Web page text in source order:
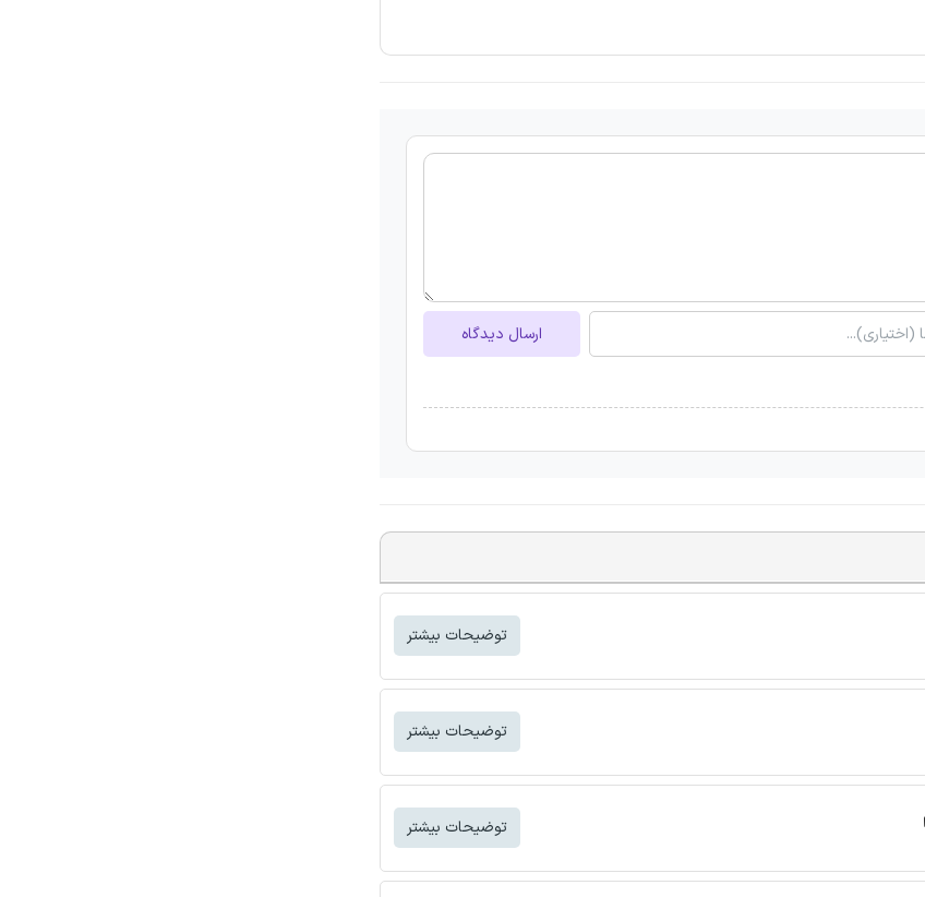
ارسال دیدگاه
توضیحات بیشتر
توضیحات بیشتر
توضیحات بیشتر